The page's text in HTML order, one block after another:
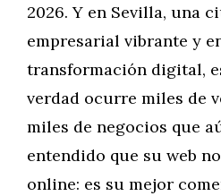
2026. Y en Sevilla, una
empresarial vibrante y
transformación digital,
verdad ocurre miles de
miles de negocios que
entendido que su web
online: es su mejor